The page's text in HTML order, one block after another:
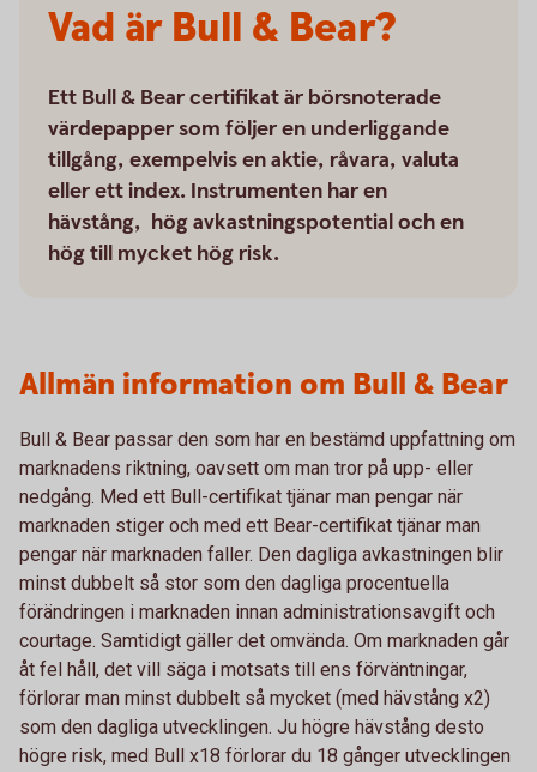
Vad är Bull & Bear?
Ett Bull & Bear certifikat är börsnoterade
värdepapper som följer en underliggande
tillgång, exempelvis en aktie, råvara, valuta
eller ett index. Instrumenten har en
hävstång, hög avkastningspotential och en
hög till mycket hög risk.
Allmän information om Bull & Bear
Bull & Bear passar den som har en bestämd uppfattning om
marknadens riktning, oavsett om man tror på upp- eller
nedgång. Med ett Bull-certifikat tjänar man pengar när
marknaden stiger och med ett Bear-certifikat tjänar man
pengar när marknaden faller. Den dagliga avkastningen blir
minst dubbelt så stor som den dagliga procentuella
förändringen i marknaden innan administrationsavgift och
courtage. Samtidigt gäller det omvända. Om marknaden går
åt fel håll, det vill säga i motsats till ens förväntningar,
förlorar man minst dubbelt så mycket (med hävstång x2)
som den dagliga utvecklingen. Ju högre hävstång desto
högre risk, med Bull x18 förlorar du 18 gånger utvecklingen